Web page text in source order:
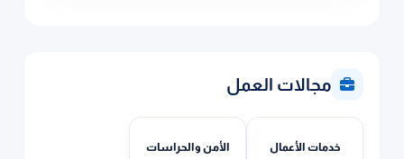
مجالات العمل
خدمات الأعمال الأمن والحراسات